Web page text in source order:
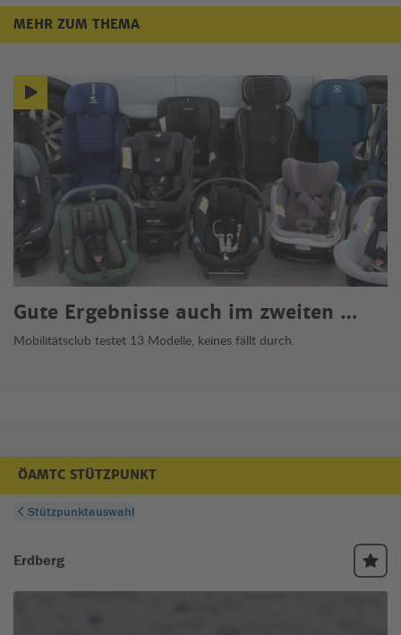
MEHR ZUM THEMA
Gute Ergebnisse auch im zweiten …
Mobilitätsclub testet 13 Modelle, keines fällt durch.
ÖAMTC STÜTZPUNKT